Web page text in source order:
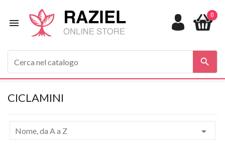

0

CICLAMINI
Nome, da A a Z 